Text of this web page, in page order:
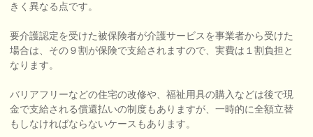
きく異なる点です。
要介護認定を受けた被保険者が介護サービスを事業者から受けた
場合は、その９割が保険で支給されますので、実費は１割負担と
なります。
バリアフリーなどの住宅の改修や、福祉用具の購入などは後で現
金で支給される償還払いの制度もありますが、一時的に全額立替
もしなければならないケースもあります。